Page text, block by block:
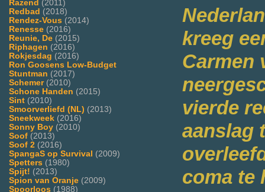
Razend (2011)
Redbad (2018)
Rendez-Vous (2014)
Renesse (2016)
Reunie, De (2015)
Riphagen (2016)
Rokjesdag (2016)
Ron Goosens Low-Budget
Stuntman (2017)
Schemer(2010)
Schone Handen (2015)
Sint (2010)
Smoorverliefd (NL) (2013)
Sneekweek (2016)
Sonny Boy (2010)
Soof (2013)
Soof 2 (2016)
SpangaS op Survival (2009)
Spetters (1980)
Spijt! (2013)
Spion van Oranje (2009)
Spoorloos (1988)
kreeg
Carmen
vierde
aanslag
coma te